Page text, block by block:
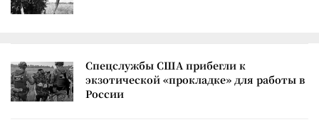
Спецслужбы США прибегли к
экзотической «прокладке» для работы в
России